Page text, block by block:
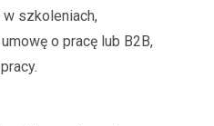
szkoleniach,
o pracę lub B2B,